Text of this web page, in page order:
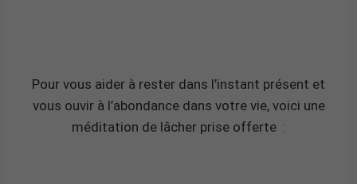
Pour vous aider à rester dans l’instant présent et
vous ouvir à l’abondance dans votre vie, voici une
méditation de lâcher prise offerte :